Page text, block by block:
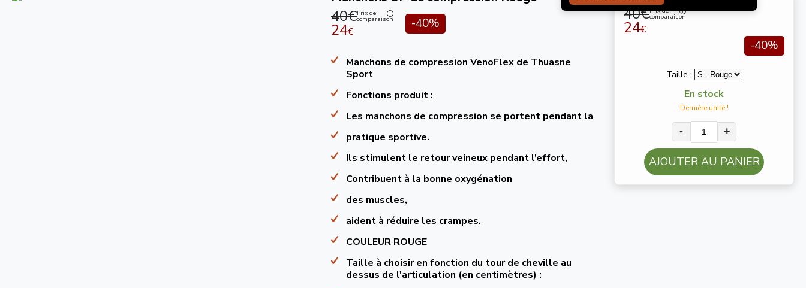
40€Prix de
comparaison
24€
-40%
Taille :
En stock
Dernière unité !
- +
AJOUTER AU PANIER
40€Prix de
comparaison
24€ -40%
Manchons de compression VenoFlex de Thuasne
Sport
Fonctions produit :
Les manchons de compression se portent pendant la
pratique sportive.
Ils stimulent le retour veineux pendant l’effort,
Contribuent à la bonne oxygénation
des muscles,
aident à réduire les crampes.
COULEUR ROUGE
Taille à choisir en fonction du tour de cheville au
dessus de l'articulation (en centimètres) :